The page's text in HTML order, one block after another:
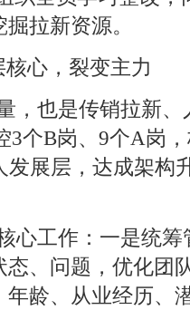
拉新资源。
心，裂变主力
，也是传销拉新
3个B岗、9个A岗
发展层，达成架构
心工作：一是统
、问题，优化团
年龄、从业经历、